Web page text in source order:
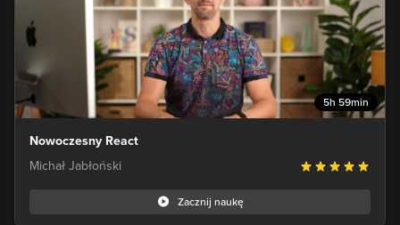
5h 59min
Nowoczesny React
Michał Jabłoński
Zacznij naukę